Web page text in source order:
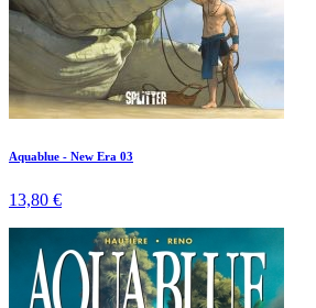
Aquablue - New Era 03
13,80 €